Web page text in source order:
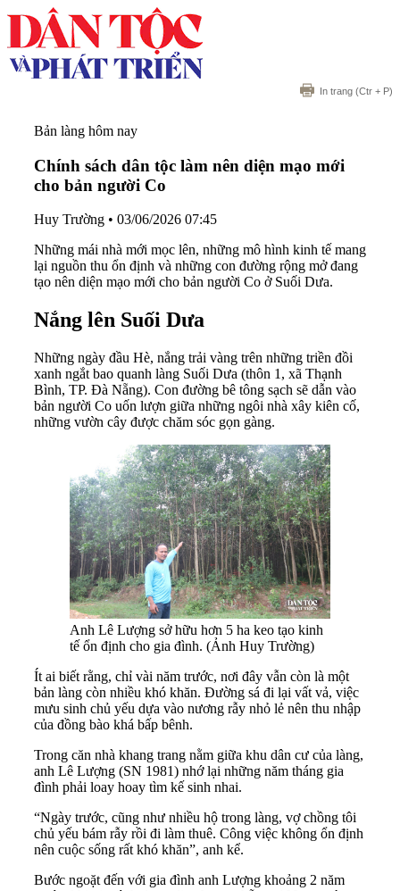
In trang (Ctr + P)
Bản làng hôm nay
Chính sách dân tộc làm nên diện mạo mới
cho bản người Co
Huy Trường • 03/06/2026 07:45
Những mái nhà mới mọc lên, những mô hình kinh tế mang
lại nguồn thu ổn định và những con đường rộng mở đang
tạo nên diện mạo mới cho bản người Co ở Suối Dưa.
Nắng lên Suối Dưa
Những ngày đầu Hè, nắng trải vàng trên những triền đồi
xanh ngắt bao quanh làng Suối Dưa (thôn 1, xã Thạnh
Bình, TP. Đà Nẵng). Con đường bê tông sạch sẽ dẫn vào
bản người Co uốn lượn giữa những ngôi nhà xây kiên cố,
những vườn cây được chăm sóc gọn gàng.
Anh Lê Lượng sở hữu hơn 5 ha keo tạo kinh
tế ổn định cho gia đình. (Ảnh Huy Trường)
Ít ai biết rằng, chỉ vài năm trước, nơi đây vẫn còn là một
bản làng còn nhiều khó khăn. Đường sá đi lại vất vả, việc
mưu sinh chủ yếu dựa vào nương rẫy nhỏ lẻ nên thu nhập
của đồng bào khá bấp bênh.
Trong căn nhà khang trang nằm giữa khu dân cư của làng,
anh Lê Lượng (SN 1981) nhớ lại những năm tháng gia
đình phải loay hoay tìm kế sinh nhai.
“Ngày trước, cũng như nhiều hộ trong làng, vợ chồng tôi
chủ yếu bám rẫy rồi đi làm thuê. Công việc không ổn định
nên cuộc sống rất khó khăn”, anh kể.
Bước ngoặt đến với gia đình anh Lượng khoảng 2 năm